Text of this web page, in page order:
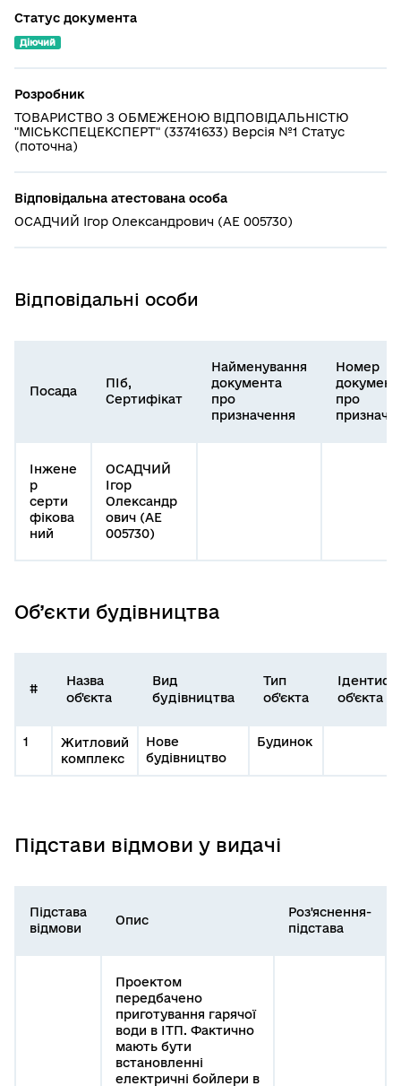
Статус документа
Діючий
Розробник
ТОВАРИСТВО З ОБМЕЖЕНОЮ ВІДПОВІДАЛЬНІСТЮ
"МІСЬКСПЕЦЕКСПЕРТ" (33741633) Версія №1 Статус
(поточна)
Відповідальна атестована особа
ОСАДЧИЙ Ігор Олександрович (АЕ 005730)
Відповідальні особи
Посада
ПІб,
Сертифікат
Найменування
документа
про
призначення
Номер
про
Інжене
р
серти
фікова
ний
ОСАДЧИЙ
Ігор
Олександр
ович (АЕ
005730)
Об’єкти будівництва
#
Назва
об'єкта
Вид
будівництва
Тип
об'єкта
об'єкта
1
Житловий
комплекс
Нове
будівництво
Будинок
Підстави відмови у видачі
Підстава
відмови
Опис
Роз'яснення-
підстава
Проектом
передбачено
приготування гарячої
води в ІТП. Фактично
мають бути
встановленні
електричні бойлери в